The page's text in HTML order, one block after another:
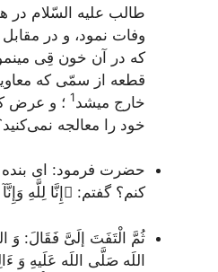
طالب علیه السّلام در
وفات نمود، و در
که در آن خون قِى
قطعه از سمّى که معاویه
خارج میشد1 ؛ و عرض
خود را معالجه
حضرت فرمود: اى بنده
کنم‌؟ گفتم: ﴿إِنَّا لِلَّهِ
ثُمَّ الْتَفَتَ إلَىَّ فَقَالَ: وَ
اللَه صَلَّى اللَه عَلَیهِ وَ